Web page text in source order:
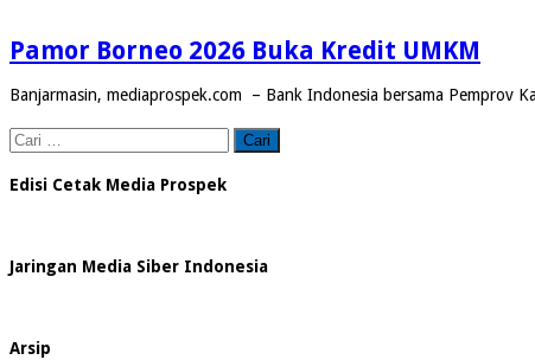
Pamor Borneo 2026 Buka Kredit UMKM
Banjarmasin, mediaprospek.com – Bank Indonesia bersama Pemprov
Cari
untuk:
Edisi Cetak Media Prospek
Jaringan Media Siber Indonesia
Arsip